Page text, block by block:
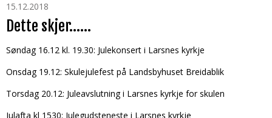
15.12.2018
Dette skjer……
Søndag 16.12 kl. 19.30: Julekonsert i Larsnes kyrkje
Onsdag 19.12: Skulejulefest på Landsbyhuset Breidablik
Torsdag 20.12: Juleavslutning i Larsnes kyrkje for skulen
Julafta kl 1530: Julegudsteneste i Larsnes kyrkje